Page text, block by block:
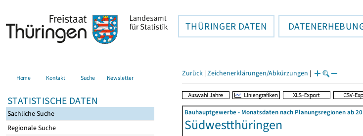
THÜRINGER DATEN
Home Kontakt Suche Newsletter
STATISTISCHE DATEN
Sachliche Suche
Regionale Suche
Zurück | Zeichenerklärungen/Abkürzungen |
Bauhauptgewerbe - Monatsdaten nach Planungsregionen ab
Südwestthüringen